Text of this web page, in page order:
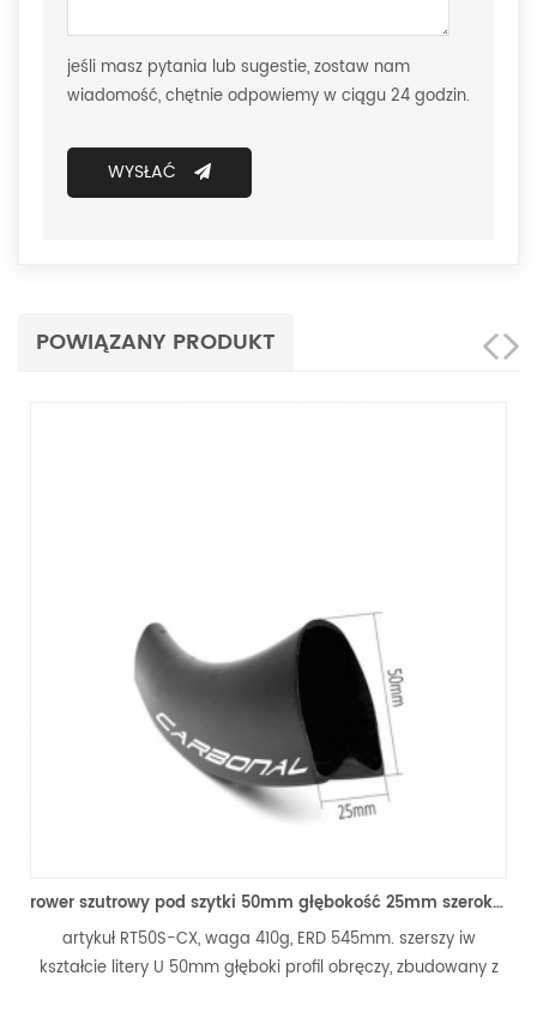
jeśli masz pytania lub sugestie, zostaw nam
wiadomość, chętnie odpowiemy w ciągu 24 godzin.
WYSŁAĆ
POWIĄZANY PRODUKT
rower szutrowy pod szytki 50mm głębokość 25mm szeroka obręcz z włókna węglowego
RT50S-CX, waga 410g, ERD 545mm. szerszy iw
litery U 50mm głęboki profil obręczy, zbudowany z
pozycja
profil w